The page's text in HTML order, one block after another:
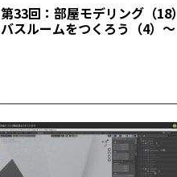
第33回：部屋モデリング（18
バスルームをつくろう（4）～